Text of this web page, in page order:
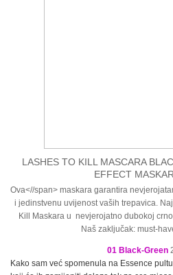
LASHES TO KILL MASCARA
EFFECT
Ova<//span> maskara garantira
i jedinstvenu uvijenost vaših trepavica.
Kill Maskara u nevjerojatno dubokoj
Naš zaključak: must-
01 Black-Green
Kako sam već spomenula na Essence